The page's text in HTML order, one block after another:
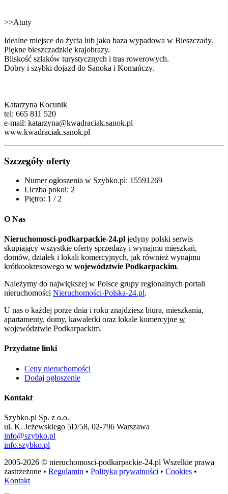
>>Atuty
Idealne miejsce do życia lub jako baza wypadowa w Bieszczady.
Piękne bieszczadzkie krajobrazy.
Bliskość szlaków turystycznych i tras rowerowych.
Dobry i szybki dojazd do Sanoka i Komańczy.
Katarzyna Kocunik
tel: 665 811 520
e-mail: katarzyna@kwadraciak.sanok.pl
www.kwadraciak.sanok.pl
Szczegóły oferty
Numer ogłoszenia w Szybko.pl: 15591269
Liczba pokoi: 2
Piętro: 1 / 2
O Nas
Nieruchomosci-podkarpackie-24.pl jedyny polski serwis
skupiający wszystkie oferty sprzedaży i wynajmu mieszkań,
domów, działek i lokali komercyjnych, jak również wynajmu
krótkookresowego w województwie Podkarpackim.
Należymy do największej w Polsce grupy regionalnych portali
nieruchomości Nieruchomości-Polska-24.pl.
U nas o każdej porze dnia i roku znajdziesz biura, mieszkania,
apartamenty, domy, kawalerki oraz lokale komercyjne w
województwie Podkarpackim.
Przydatne linki
Ceny nieruchomości
Dodaj ogłoszenie
Kontakt
Szybko.pl Sp. z o.o.
ul. K. Jeżewskiego 5D/58, 02-796 Warszawa
info@szybko.pl
info.szybko.pl
2005-2026 © nieruchomosci-podkarpackie-24.pl Wszelkie prawa
zastrzeżone • Regulamin • Polityka prywatności • Cookies •
Kontakt